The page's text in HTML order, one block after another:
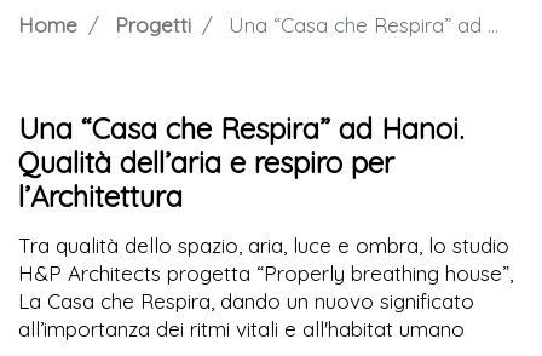
Home Progetti Una “Casa che Respira” ad Hanoi. Qualità dell’aria e respiro per l’Architettura
Una “Casa che Respira” ad Hanoi.
Qualità dell’aria e respiro per
l’Architettura
Tra qualità dello spazio, aria, luce e ombra, lo studio
H&P Architects progetta “Properly breathing house”,
La Casa che Respira, dando un nuovo significato
all’importanza dei ritmi vitali e all'habitat umano